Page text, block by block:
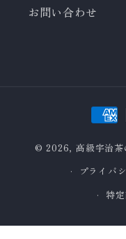
お問い合わせ
決
済
方
法
© 2026,高級宇治
プライバ
特